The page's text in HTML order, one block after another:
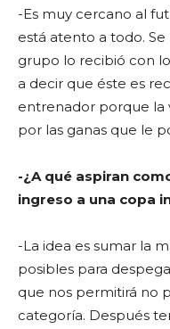
-Es muy cercano al
está atento a todo.
grupo lo recibió con
a decir que éste es
entrenador porque
por las ganas que le
-¿A qué aspiran
ingreso a una copa
-La idea es sumar la
posibles para
que nos permitirá no
categoría. Después